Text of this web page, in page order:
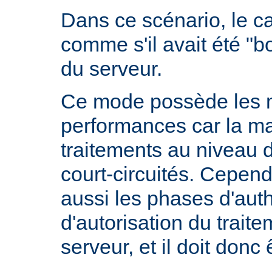
Dans ce scénario, le
comme s'il avait été
du serveur.
Ce mode possède les
performances car la
traitements au niveau
court-circuités.
aussi les phases
d'autorisation du
serveur, et il doit donc